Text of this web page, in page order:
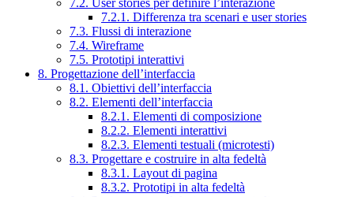
7.2.1. Differenza tra scenari e user stories
7.3. Flussi di interazione
7.4. Wireframe
7.5. Prototipi interattivi
8. Progettazione dell’interfaccia
8.1. Obiettivi dell’interfaccia
8.2. Elementi dell’interfaccia
8.2.1. Elementi di composizione
8.2.2. Elementi interattivi
8.2.3. Elementi testuali (microtesti)
8.3. Progettare e costruire in alta fedeltà
8.3.1. Layout di pagina
8.3.2. Prototipi in alta fedeltà